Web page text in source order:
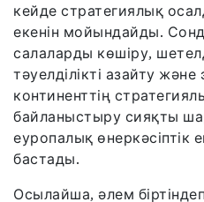
кейде стратегиялық
екенін мойындайды.
салаларды көшіру,
тәуелділікті азайту
континенттің
байланыстыру сияқты
еуропалық өнеркәсіптік
бастады.
Осылайша, әлем